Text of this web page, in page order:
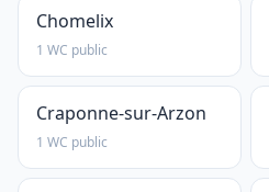
Chomelix
1 WC public
Craponne-sur-Arzon
1 WC public